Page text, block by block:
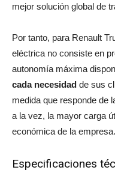
mejor solución global de
Por tanto, para Renault
eléctrica no consiste en
autonomía máxima
cada necesidad de sus
medida que responde de
a la vez, la mayor carga
económica de la empresa.
Especificaciones